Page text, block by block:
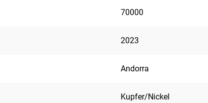
70000
2023
Andorra
Kupfer/Nickel